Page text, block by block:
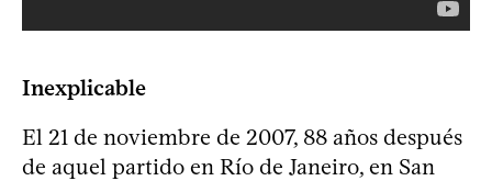
Inexplicable
El 21 de noviembre de 2007, 88 años después
de aquel partido en Río de Janeiro, en San